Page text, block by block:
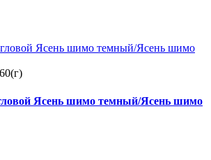
Ясень шимо темный/Ясень шимо